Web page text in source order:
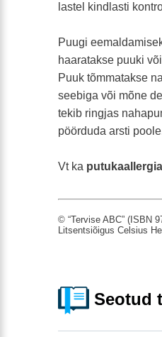
lastel kindlasti
Puugi
haaratakse puuki
Puuk tõmmatakse
seebiga või mõne
tekib ringjas
pöörduda arsti
Vt ka putukaallergia
© “Tervise ABC” (ISBN
Litsentsiõigus Celsius
Seotud